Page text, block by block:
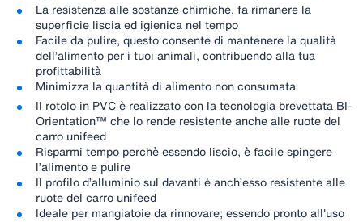
La resistenza alle sostanze chimiche, fa rimanere la
superficie liscia ed igienica nel tempo
Facile da pulire, questo consente di mantenere la qualità
dell’alimento per i tuoi animali, contribuendo alla tua
profittabilità
Minimizza la quantità di alimento non consumata
Il rotolo in PVC è realizzato con la tecnologia brevettata BI-
Orientation™ che lo rende resistente anche alle ruote del
carro unifeed
Risparmi tempo perchè essendo liscio, è facile spingere
l’alimento e pulire
Il profilo d’alluminio sul davanti è anch’esso resistente alle
ruote del carro unifeed
Ideale per mangiatoie da rinnovare; essendo pronto all'uso